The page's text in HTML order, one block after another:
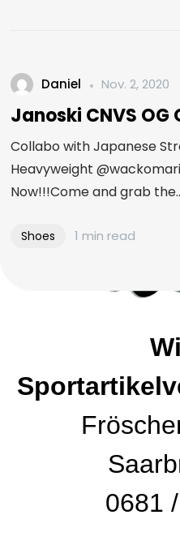
Daniel Nov. 2, 2020
Janoski CNVS OG
Collabo with Japanese
Heavyweight
Now!!!Come and grab
Shoes 1 min read
0681